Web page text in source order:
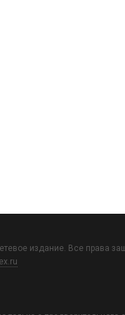
издание. Все права